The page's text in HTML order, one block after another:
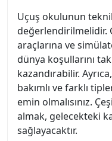
Uçuş okulunun
değerlendirilmelidir.
araçlarına ve
dünya koşullarını
kazandırabilir.
bakımlı ve farklı
emin olmalısınız.
almak, gelecekteki
sağlayacaktır.